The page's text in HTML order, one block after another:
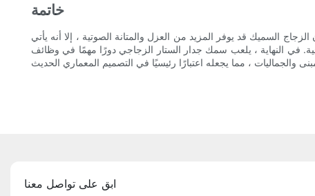
خاتمة
السميك قد يوفر المزيد من العزل والمتانة الصوتية ، إلا أنه يأتي
في النهاية ، يلعب سمك جدار الستار الزجاجي دورًا مهمًا في وظائف
ابق على تواصل معنا